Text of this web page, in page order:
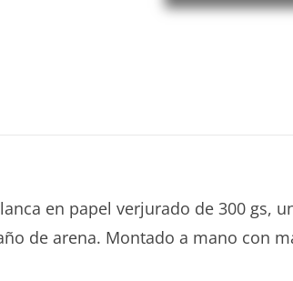
en papel verjurado de 300 gs,
de arena. Montado a mano con